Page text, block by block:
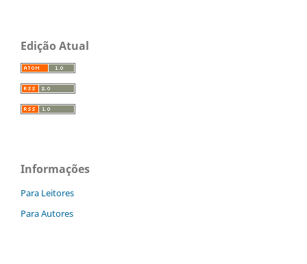
Edição Atual
Informações
Para Leitores
Para Autores